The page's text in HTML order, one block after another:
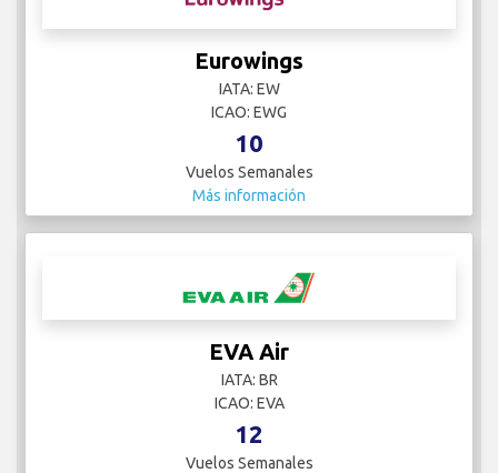
Eurowings
IATA: EW
ICAO: EWG
10
Vuelos Semanales
Más información
EVA Air
IATA: BR
ICAO: EVA
12
Vuelos Semanales